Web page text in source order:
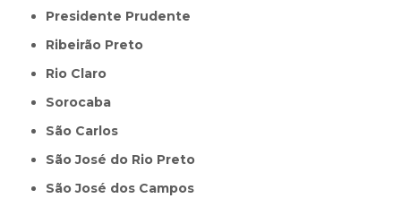
Presidente Prudente
Ribeirão Preto
Rio Claro
Sorocaba
São Carlos
São José do Rio Preto
São José dos Campos